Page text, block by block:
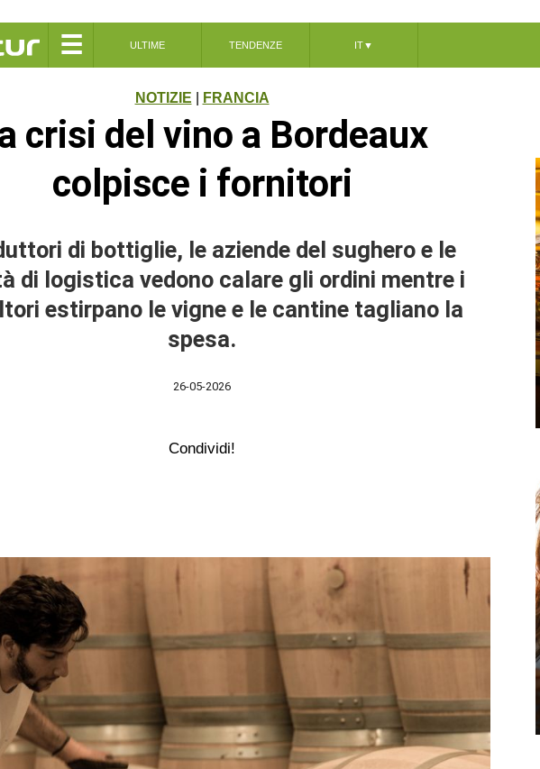
☰ ULTIME TENDENZE IT▼
NOTIZIE FRANCIA
crisi del vino a Bordeaux
colpisce i fornitori
di bottiglie, le aziende del sughero e le
di logistica vedono calare gli ordini mentre i
estirpano le vigne e le cantine tagliano la
spesa.
26-05-2026
Condividi!